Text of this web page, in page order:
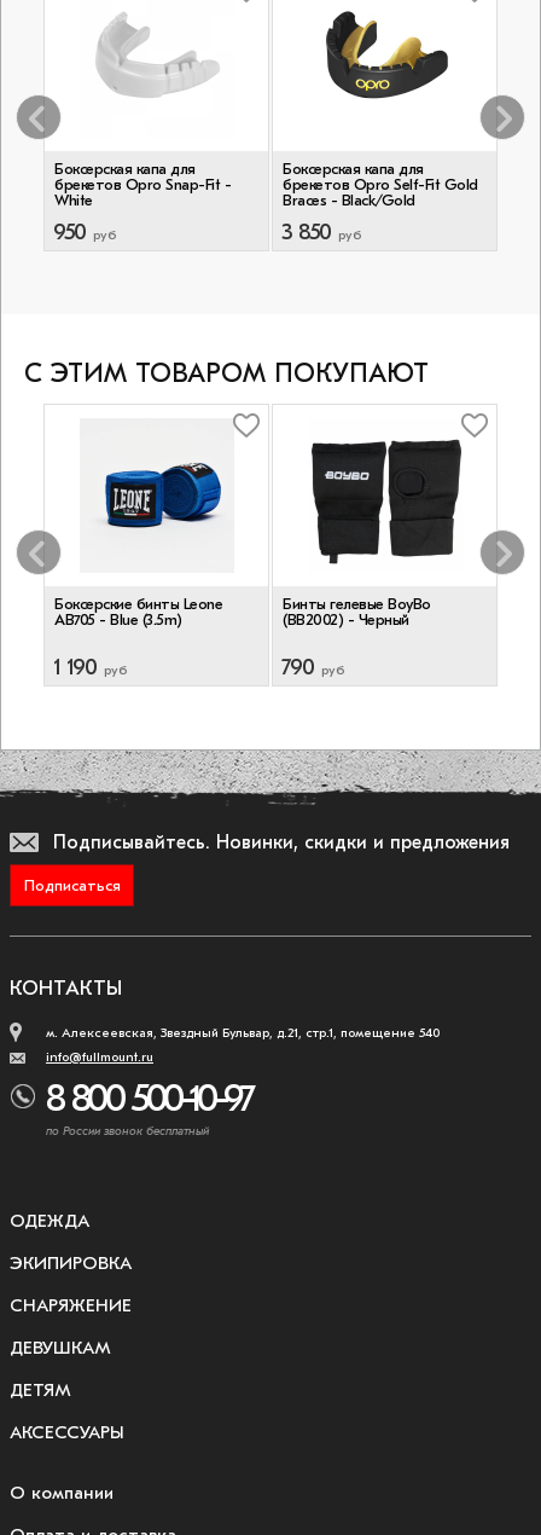
Боксерская капа для
брекетов Opro Snap-Fit -
White
950 руб
Боксерская капа для
брекетов Opro Self-Fit Gold
Braces - Black/Gold
3 850 руб
С ЭТИМ ТОВАРОМ ПОКУПАЮТ
Боксерские бинты Leone
AB705 - Blue (3.5m)
1 190 руб
Бинты гелевые BoyBo
(BB2002) - Черный
790 руб
Подписывайтесь. Новинки, скидки и предложения
Подписаться
КОНТАКТЫ
м. Алексеевская, Звездный Бульвар, д.21, стр.1, помещение 540
info@fullmount.ru
8 800 500-10-97
по России звонок бесплатный
ОДЕЖДА
ЭКИПИРОВКА
СНАРЯЖЕНИЕ
ДЕВУШКАМ
ДЕТЯМ
АКСЕССУАРЫ
О компании